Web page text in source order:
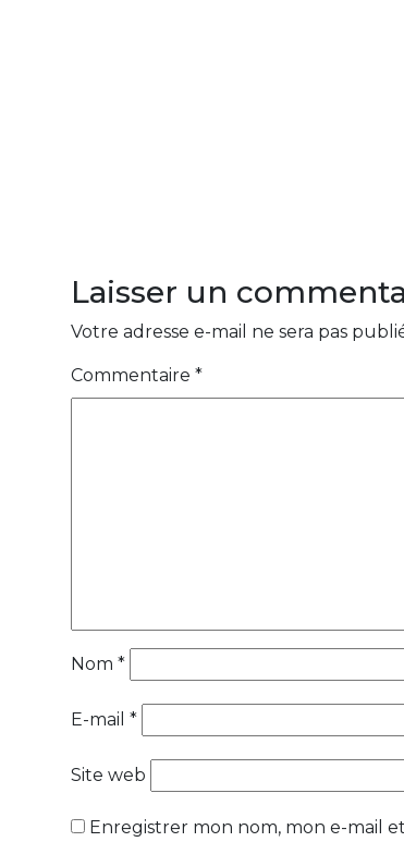
Laisser un
Votre adresse e-mail ne sera pas
Commentaire *
Nom *
E-mail *
Site web
Enregistrer mon nom, mon e-mail